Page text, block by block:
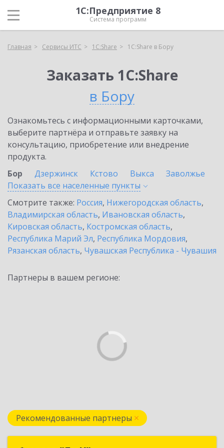
1С:Предприятие 8
Система программ
Главная Сервисы ИТС 1С:Share 1С:Share в Бору
Заказать 1С:Share
в Бору
Ознакомьтесь с информационными карточками,
выберите партнёра и отправьте заявку на
консультацию, приобретение или внедрение
продукта.
Бор
Дзержинск Кстово Выкса
Заволжье
Показать все населенные пункты
Смотрите также: Россия, Нижегородская область,
Владимирская область, Ивановская область,
Кировская область, Костромская область,
Республика Марий Эл, Республика Мордовия,
Рязанская область, Чувашская Республика - Чувашия
Партнеры в вашем регионе:
Рекомендованные партнеры